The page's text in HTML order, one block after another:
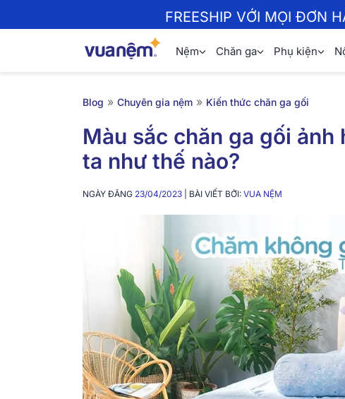
FREESHIP VỚI MỌI ĐƠN
Nệm Chăn ga Phụ kiện
Blog » Chuyên gia nệm » Kiến thức chăn ga gối
Màu sắc chăn ga gối
ta như thế nào?
NGÀY ĐĂNG 23/04/2023 | BÀI VIẾT BỞI: VUA NỆM